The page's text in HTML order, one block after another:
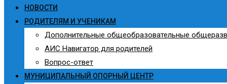
НОВОСТИ
РОДИТЕЛЯМ И УЧЕНИКАМ
Дополнительные общеобразовательные
АИС Навигатор для родителей
Вопрос-ответ
МУНИЦИПАЛЬНЫЙ ОПОРНЫЙ ЦЕНТР